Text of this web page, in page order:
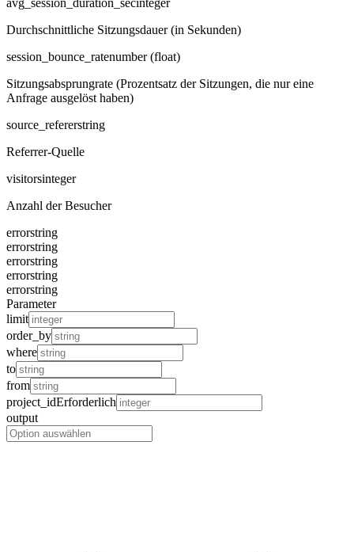
avg_session_duration_secinteger
Durchschnittliche Sitzungsdauer (in Sekunden)
session_bounce_ratenumber (float)
Sitzungsabsprungrate (Prozentsatz der Sitzungen, die nur eine
Anfrage ausgelöst haben)
source_refererstring
Referrer-Quelle
visitorsinteger
Anzahl der Besucher
errorstring
errorstring
errorstring
errorstring
errorstring
Parameter
limit
order_by
where
to
from
project_idErforderlich
output